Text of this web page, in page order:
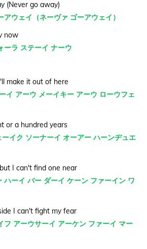
(Never go away)
ウェイ（ネーヴァ ゴーアウェイ）
now
ーラ ステーイ ナーウ
make it out of here
イ アーウ メーイキー アーウ ローウフェ
or a hundred years
イク ソーナーイ オーアー ハーンヂュエ
I can't find one near
ハーイ バー ダーイ ケーン ファーイン ワ
I can't fight my fear
フ アーウサーイ アーケン ファーイ マー